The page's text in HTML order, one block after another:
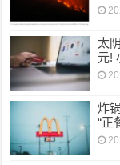
太
元!
炸
“正